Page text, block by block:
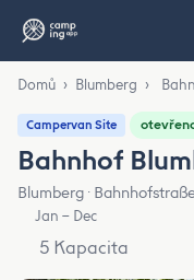
Domů › Blumberg ›
Campervan Site
Bahnhof
Blumberg ·
Jan – Dec
5 Kapacita